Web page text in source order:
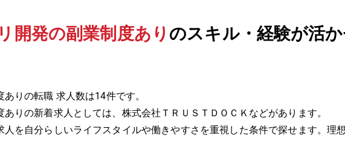
開発の副業制度あり のスキル・経験が活か
りの転職 求人数は14件です。
りの新着求人としては、株式会社ＴＲＵＳＴＤＯＣＫなどがあります。
を自分らしいライフスタイルや働きやすさを重視した条件で探せます。理